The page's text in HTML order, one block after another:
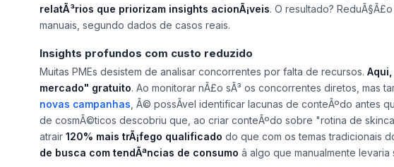
relatÃ³rios que priorizam insights acionÃ¡veis. O resultado?
manuais, segundo dados de casos reais.
Insights profundos com custo reduzido
Muitas PMEs desistem de analisar concorrentes por falta de recursos.
mercado" gratuito. Ao monitorar nÃ£o sÃ³ os concorrentes diretos, mas
novas campanhas, Ã© possÃ­vel identificar lacunas de conteÃºdo antes
de cosmÃ©ticos descobriu que, ao criar conteÃºdo sobre "rotina de
atrair 120% mais trÃ¡fego qualificado do que com os temas tradicionais
de busca com tendÃªncias de consumo â algo que manualmente levaria